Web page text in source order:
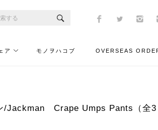
ア モノヲハコブ OVERSEAS
/Jackman Crape Umps Pants（全3